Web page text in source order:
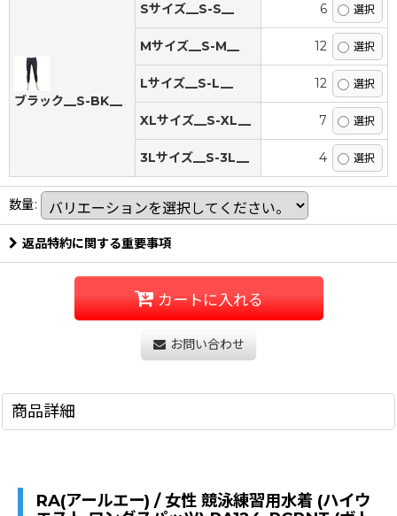
ブラック__S-BK__
Sサイズ__S-S__ 6
Mサイズ__S-M__ 12
Lサイズ__S-L__ 12
XLサイズ__S-XL__ 7
3Lサイズ__S-3L__ 4
数量:
返品特約に関する重要事項
カートに入れる
お問い合わせ
商品詳細
RA(アールエー) / 女性 競泳練習用水着 (ハイウ